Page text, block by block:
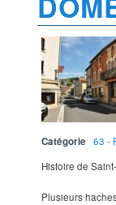
Catégorie
63 -
Histoire de
Plusieurs